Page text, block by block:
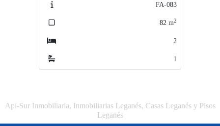
FA-083
2
Api-Sur Inmobiliaria, Inmobiliarias Leganés, Casas Leganés y Pisos
Leganés